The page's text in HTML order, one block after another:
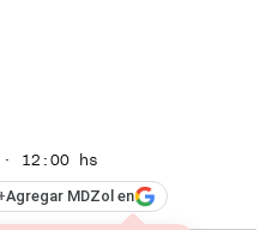
12:00 hs
Agregar MDZol en